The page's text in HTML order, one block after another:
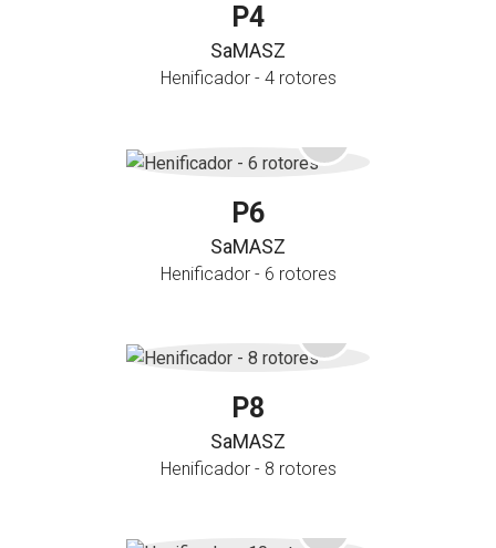
P4
SaMASZ
Henificador - 4 rotores
P6
SaMASZ
Henificador - 6 rotores
P8
SaMASZ
Henificador - 8 rotores